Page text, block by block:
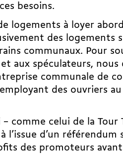
besoins.
logements à loyer
des logements
communaux. Pour
aux spéculateurs, nous
communale de
des ouvriers
comme celui de la Tour
l’issue d’un référendum
des promoteurs